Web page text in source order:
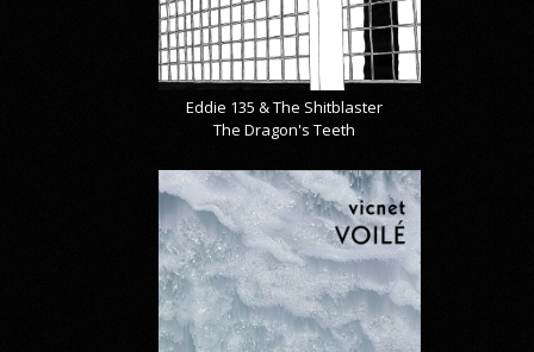
Eddie 135 & The Shitblaster
The Dragon's Teeth